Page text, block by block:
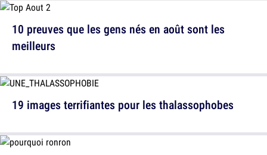
10 preuves que les gens nés en août sont les
meilleurs
19 images terrifiantes pour les thalassophobes